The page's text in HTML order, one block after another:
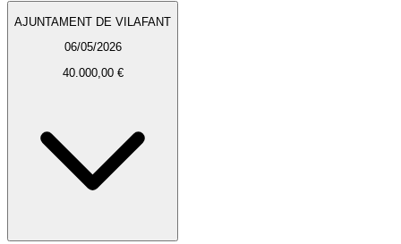
AJUNTAMENT DE VILAFANT
06/05/2026
40.000,00 €